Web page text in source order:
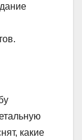
какие